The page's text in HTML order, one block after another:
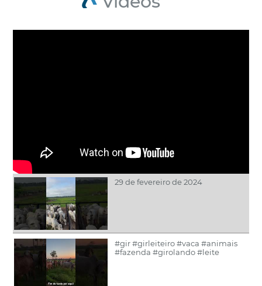
29 de fevereiro de 2024
#gir #girleiteiro #vaca #animais
#fazenda #girolando #leite